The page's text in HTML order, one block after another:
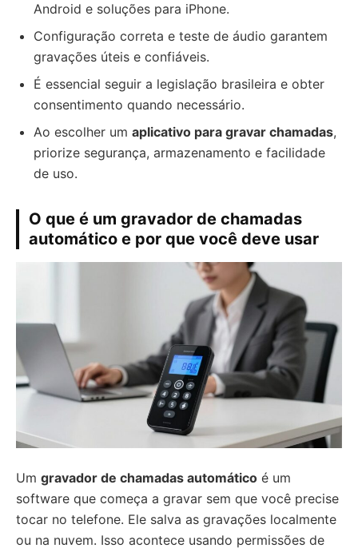
Android e soluções para iPhone.
Configuração correta e teste de áudio garantem
gravações úteis e confiáveis.
É essencial seguir a legislação brasileira e obter
consentimento quando necessário.
Ao escolher um aplicativo para gravar chamadas,
priorize segurança, armazenamento e facilidade
de uso.
O que é um gravador de chamadas
automático e por que você deve usar
Um gravador de chamadas automático é um
software que começa a gravar sem que você precise
tocar no telefone. Ele salva as gravações localmente
ou na nuvem. Isso acontece usando permissões de